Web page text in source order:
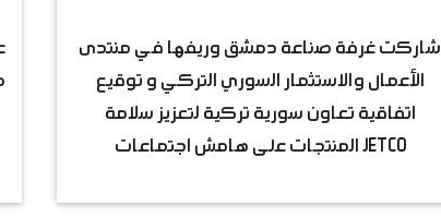
شاركت غرفة صناعة دمشق وريفها في منتدى
الأعمال والاستثمار السوري التركي و توقيع
اتفاقية تعاون سورية تركية لتعزيز سلامة
المنتجات على هامش اجتماعات JETCO